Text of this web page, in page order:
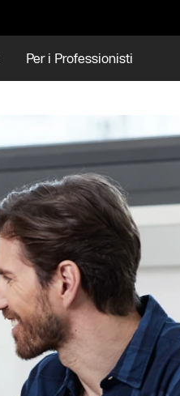
Per i Professionisti